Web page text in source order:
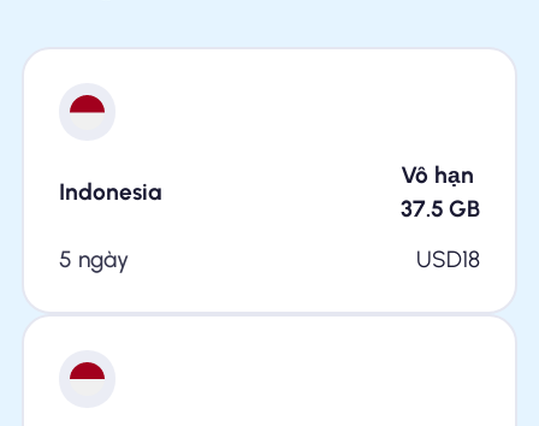
Indonesia
Vô hạn
37.5 GB
5 ngày
USD18